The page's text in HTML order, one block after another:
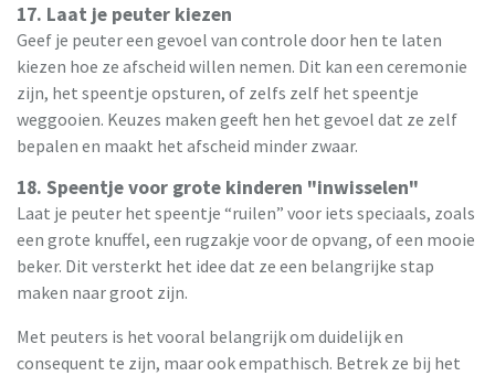
17. Laat je peuter kiezen
Geef je peuter een gevoel van controle door hen te laten
kiezen hoe ze afscheid willen nemen. Dit kan een ceremonie
zijn, het speentje opsturen, of zelfs zelf het speentje
weggooien. Keuzes maken geeft hen het gevoel dat ze zelf
bepalen en maakt het afscheid minder zwaar.
18. Speentje voor grote kinderen "inwisselen"
Laat je peuter het speentje “ruilen” voor iets speciaals, zoals
een grote knuffel, een rugzakje voor de opvang, of een mooie
beker. Dit versterkt het idee dat ze een belangrijke stap
maken naar groot zijn.
Met peuters is het vooral belangrijk om duidelijk en
consequent te zijn, maar ook empathisch. Betrek ze bij het